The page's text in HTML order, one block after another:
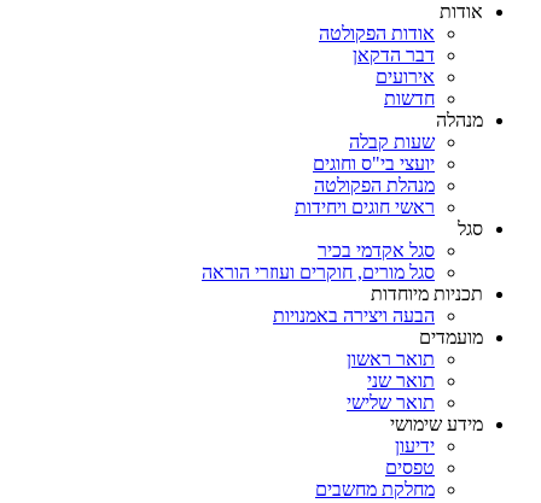
אודות
אודות הפקולטה
דבר הדקאן
אירועים
חדשות
מנהלה
שעות קבלה
יועצי בי"ס וחוגים
מנהלת הפקולטה
ראשי חוגים ויחידות
סגל
סגל אקדמי בכיר
סגל מורים, חוקרים ועוזרי הוראה
תכניות מיוחדות
הבעה ויצירה באמנויות
מועמדים
תואר ראשון
תואר שני
תואר שלישי
מידע שימושי
ידיעון
טפסים
מחלקת מחשבים